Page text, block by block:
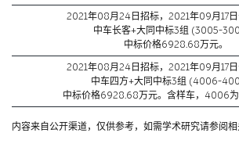
2021年08月24日招标，2021年09月17日
中车长客+大同中标3组 (3005-
中标价格6928.68万元。
2021年08月24日招标，2021年09月17日
中车四方+大同中标3组 (4006-
中标价格6928.68万元。含样车，4006为
内容来自公开渠道，仅供参考，如需学术研究请参阅相